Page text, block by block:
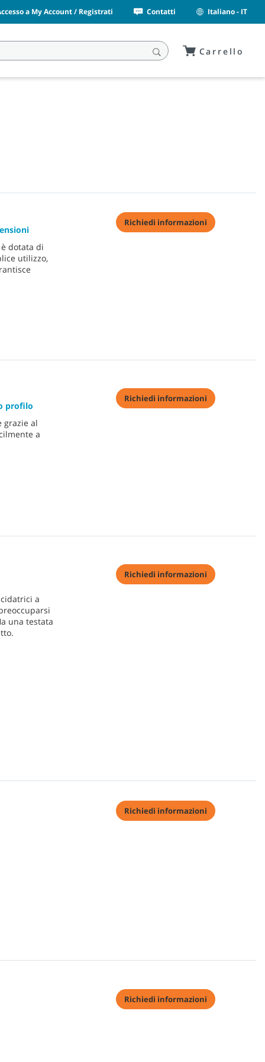
a My Account / Registrati Contatti Italiano - IT
Carrello
dotata di
utilizzo,
Richiedi informazioni
profilo
grazie al
a
Richiedi informazioni
a
una testata
Richiedi informazioni
Richiedi informazioni
Richiedi informazioni